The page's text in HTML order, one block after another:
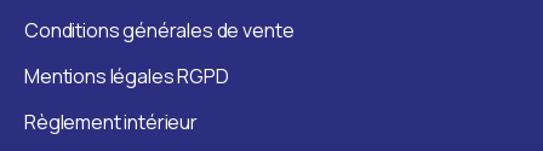
Conditions générales de vente
Mentions légales RGPD
Règlement intérieur